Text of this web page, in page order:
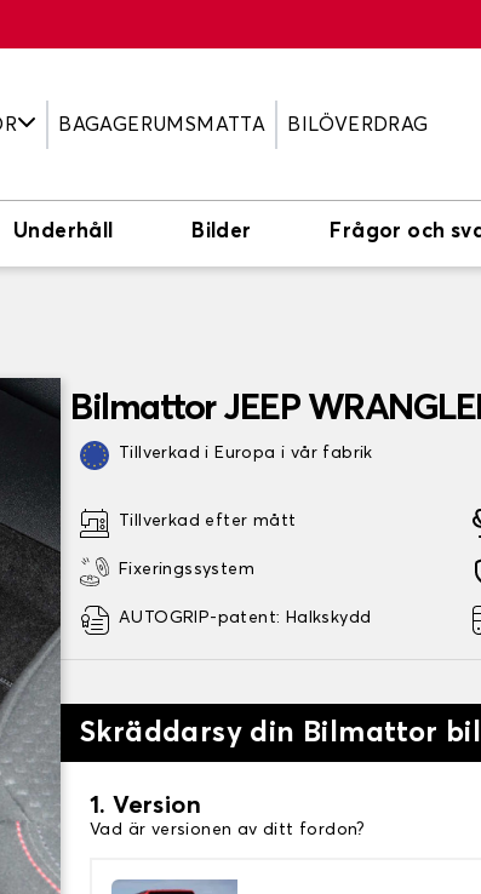
BAGAGERUMSMATTA
BILÖVERDRAG
Underhåll Bilder Frågor och
Bilmattor JEEP
Tillverkad i Europa i vår fabrik
Tillverkad efter mått
Fixeringssystem
AUTOGRIP-patent: Halkskydd
Skräddarsy din Bilmattor bil
1. Version
Vad är versionen av ditt fordon?